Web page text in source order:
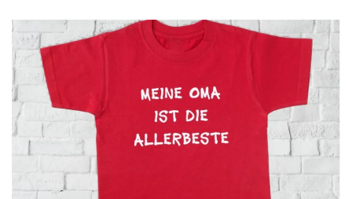
GROSSANSICHT